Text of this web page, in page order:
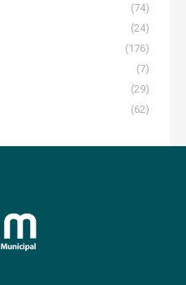
(74)
(24)
(176)
(7)
(29)
(62)